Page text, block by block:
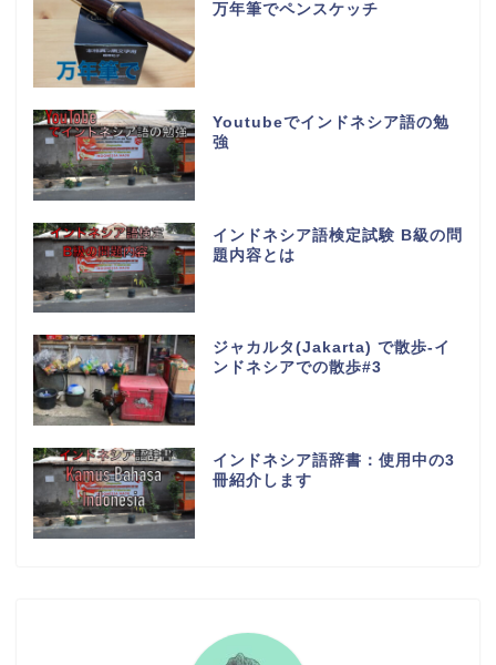
万年筆でペンスケッチ
Youtubeでインドネシア語の勉
強
インドネシア語検定試験 B級の問
題内容とは
ジャカルタ(Jakarta) で散歩-イ
ンドネシアでの散歩#3
インドネシア語辞書：使用中の3
冊紹介します